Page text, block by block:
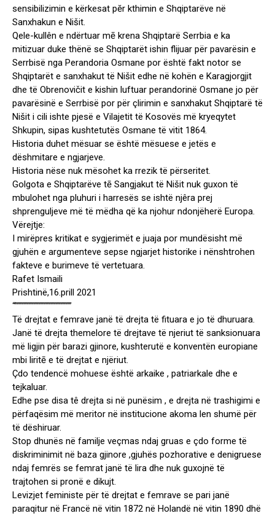
sensibilizimin e kërkesat pĕr kthimin e Shqiptarëve në
Sanxhakun e Nišit.
Qele-kullên e ndërtuar mē krena Shqiptarë Serrbia e ka
mitizuar duke thënë se Shqiptarët ishin flijuar për pavarësin e
Serrbisë nga Perandoria Osmane por është fakt notor se
Shqiptarët e sanxhakut të Nišit edhe në kohën e Karagjorgjit
dhe të Obrenovičit e kishin luftuar perandorinë Osmane jo për
pavarësinë e Serrbisë por për çlirimin e sanxhakut Shqiptarë të
Nišit i cili ishte pjesë e Vilajetit të Kosovës më kryeqytet
Shkupin, sipas kushtetutës Osmane të vitit 1864.
Historia duhet mësuar se është mësuese e jetës e
dëshmitare e ngjarjeve.
Historia nëse nuk mësohet ka rrezik të përseritet.
Golgota e Shqiptarëve tē Sangjakut të Nišit nuk guxon të
mbulohet nga pluhuri i harresës se ishtë njêra prej
shprenguljeve më të mëdha që ka njohur ndonjëherë Europa.
Vërejtje:
I mirëpres kritikat e sygjerimët e juaja por mundësisht më
gjuhën e argumenteve sepse ngjarjet historike i nënshtrohen
fakteve e burimeve të vertetuara.
Rafet Ismaili
Prishtinë,16.prill 2021
“”””””””””””””””””””””””
Të drejtat e femrave janë të drejta të fituara e jo të dhuruara.
Janë të drejta themelore të drejtave të njeriut të sanksionuara
më ligjin për barazi gjinore, kushterutë e konventën europiane
mbi liritē e të drejtat e njëriut.
Çdo tendencë mohuese është arkaike , patriarkale dhe e
tejkaluar.
Edhe pse disa tê drejta si në punësim , e drejta në trashigimi e
përfaqësim më meritor në institucione akoma len shumë për
të dëshiruar.
Stop dhunës në familje veçmas ndaj gruas e çdo forme të
diskriminimit në baza gjinore ,gjuhës pozhorative e denigruese
ndaj femrës se femrat janë të lira dhe nuk guxojnë të
trajtohen si pronë e dikujt.
Levizjet feministe për të drejtat e femrave se pari janë
paraqitur në Francë në vitin 1872 në Holandë në vitin 1890 dhë